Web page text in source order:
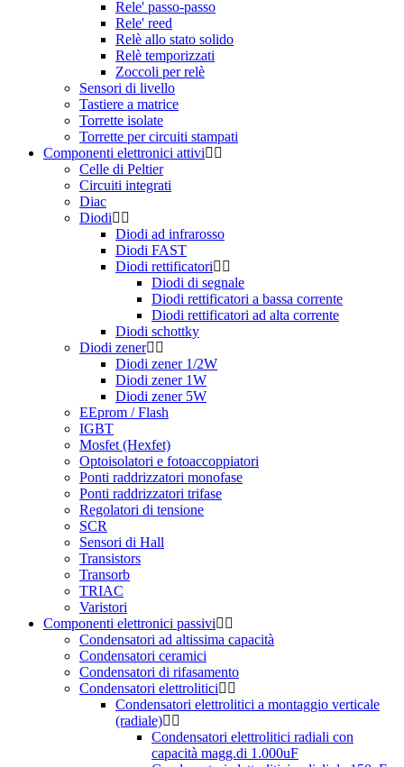
Rele' passo-passo
Rele' reed
Relè allo stato solido
Relè temporizzati
Zoccoli per relè
Sensori di livello
Tastiere a matrice
Torrette isolate
Torrette per circuiti stampati
Componenti elettronici attivi
Celle di Peltier
Circuiti integrati
Diac
Diodi
Diodi ad infrarosso
Diodi FAST
Diodi rettificatori
Diodi di segnale
Diodi rettificatori a bassa corrente
Diodi rettificatori ad alta corrente
Diodi schottky
Diodi zener
Diodi zener 1/2W
Diodi zener 1W
Diodi zener 5W
EEprom / Flash
IGBT
Mosfet (Hexfet)
Optoisolatori e fotoaccoppiatori
Ponti raddrizzatori monofase
Ponti raddrizzatori trifase
Regolatori di tensione
SCR
Sensori di Hall
Transistors
Transorb
TRIAC
Varistori
Componenti elettronici passivi
Condensatori ad altissima capacità
Condensatori ceramici
Condensatori di rifasamento
Condensatori elettrolitici
Condensatori elettrolitici a montaggio verticale
(radiale)
Condensatori elettrolitici radiali con
capacità magg.di 1.000uF